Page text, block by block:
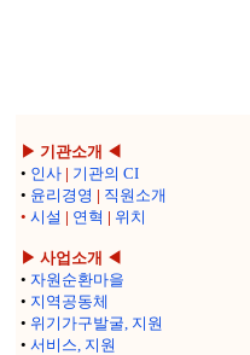
▶ 기관소개 ◀
• 인사 | 기관의 CI
• 윤리경영 | 직원소개
• 시설 | 연혁 | 위치
▶ 사업소개 ◀
• 자원순환마을
• 지역공동체
• 위기가구발굴, 지원
• 서비스, 지원